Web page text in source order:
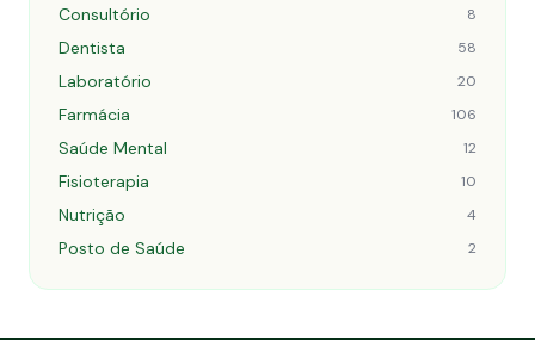
Consultório 8
Dentista 58
Laboratório 20
Farmácia 106
Saúde Mental 12
Fisioterapia 10
Nutrição 4
Posto de Saúde 2